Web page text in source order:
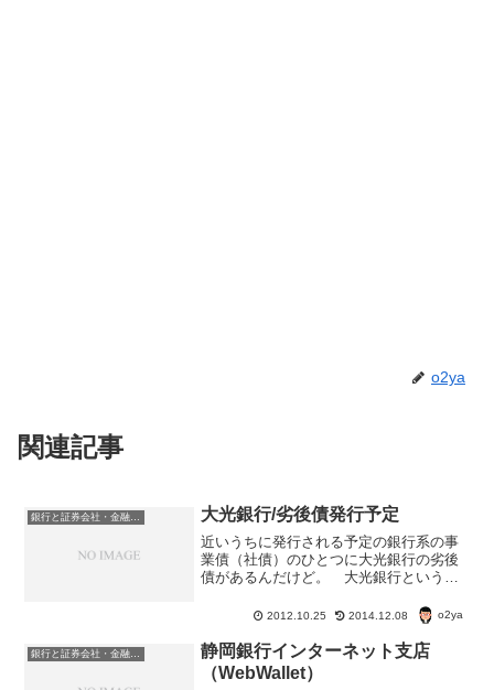
o2ya
関連記事
銀行と証券会社・金融商品 大光銀行/劣後債発行予定
近いうちに発行される予定の銀行系の事
業債（社債）のひとつに大光銀行の劣後
債があるんだけど。 大光銀行というの
理人の給与振込口座も大光銀行だったり
して。正式名称は『株式会社大光銀行 第
２回 期限前償還条項付...
2012.10.25 2014.12.08 o2ya
銀行と証券会社・金融商品
静岡銀行インターネット支店
（WebWallet）